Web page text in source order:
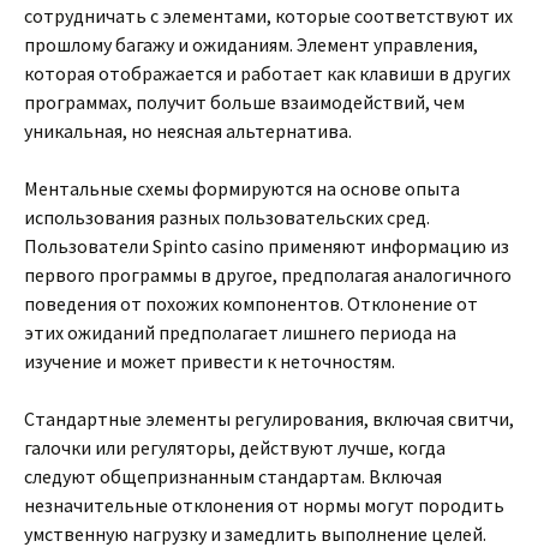
сотрудничать с элементами, которые соответствуют их
прошлому багажу и ожиданиям. Элемент управления,
которая отображается и работает как клавиши в других
программах, получит больше взаимодействий, чем
уникальная, но неясная альтернатива.
Ментальные схемы формируются на основе опыта
использования разных пользовательских сред.
Пользователи Spinto casino применяют информацию из
первого программы в другое, предполагая аналогичного
поведения от похожих компонентов. Отклонение от
этих ожиданий предполагает лишнего периода на
изучение и может привести к неточностям.
Стандартные элементы регулирования, включая свитчи,
галочки или регуляторы, действуют лучше, когда
следуют общепризнанным стандартам. Включая
незначительные отклонения от нормы могут породить
умственную нагрузку и замедлить выполнение целей.